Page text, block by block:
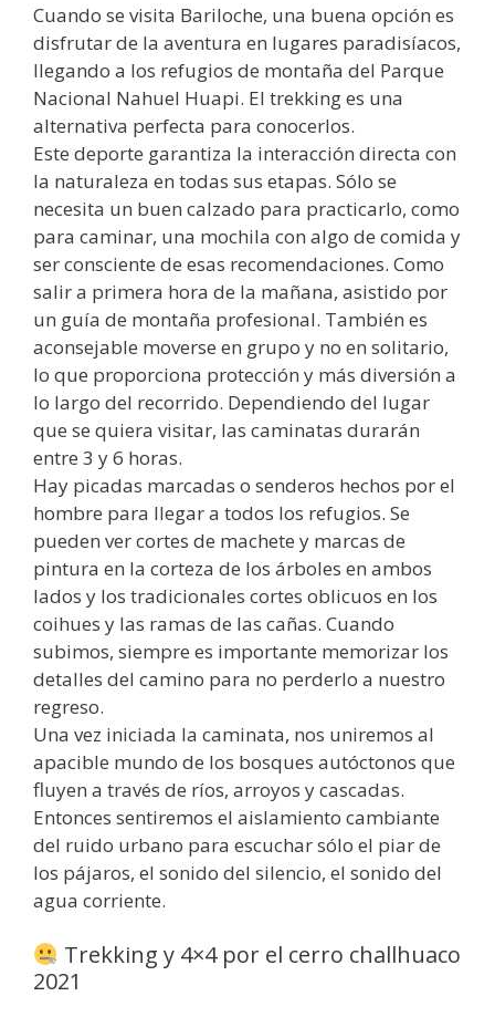
Cuando se visita Bariloche, una buena opción es
disfrutar de la aventura en lugares paradisíacos,
llegando a los refugios de montaña del Parque
Nacional Nahuel Huapi. El trekking es una
alternativa perfecta para conocerlos.
Este deporte garantiza la interacción directa con
la naturaleza en todas sus etapas. Sólo se
necesita un buen calzado para practicarlo, como
para caminar, una mochila con algo de comida y
ser consciente de esas recomendaciones. Como
salir a primera hora de la mañana, asistido por
un guía de montaña profesional. También es
aconsejable moverse en grupo y no en solitario,
lo que proporciona protección y más diversión a
lo largo del recorrido. Dependiendo del lugar
que se quiera visitar, las caminatas durarán
entre 3 y 6 horas.
Hay picadas marcadas o senderos hechos por el
hombre para llegar a todos los refugios. Se
pueden ver cortes de machete y marcas de
pintura en la corteza de los árboles en ambos
lados y los tradicionales cortes oblicuos en los
coihues y las ramas de las cañas. Cuando
subimos, siempre es importante memorizar los
detalles del camino para no perderlo a nuestro
regreso.
Una vez iniciada la caminata, nos uniremos al
apacible mundo de los bosques autóctonos que
fluyen a través de ríos, arroyos y cascadas.
Entonces sentiremos el aislamiento cambiante
del ruido urbano para escuchar sólo el piar de
los pájaros, el sonido del silencio, el sonido del
agua corriente.
Trekking y 4×4 por el cerro challhuaco
2021